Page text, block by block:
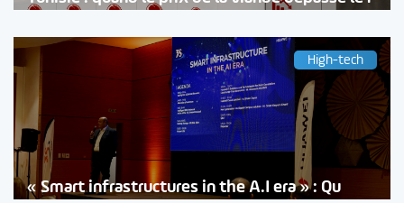
High-tech
« Smart infrastructures in the A.I era » : Qu